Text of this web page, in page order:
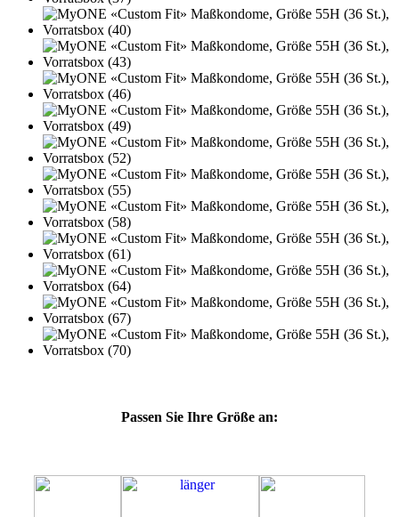
Passen Sie Ihre Größe an: